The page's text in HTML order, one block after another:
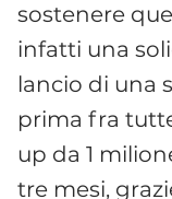
sostenere
infatti una
lancio di una
prima fra
up da 1
tre mesi,